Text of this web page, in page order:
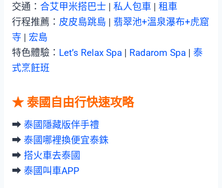
交通： 合艾甲米搭巴士 | 私人包車 | 租車
行程推薦： 皮皮島跳島 | 翡翠池+溫泉瀑布+虎窟
寺 | 宏島
特色體驗： Let’s Relax Spa | Radarom Spa | 泰
式烹飪班
★ 泰國自由行快速攻略
➡︎ 泰國隱藏版伴手禮
➡︎ 泰國哪裡換便宜泰銖
➡︎ 搭火車去泰國
➡︎ 泰國叫車APP